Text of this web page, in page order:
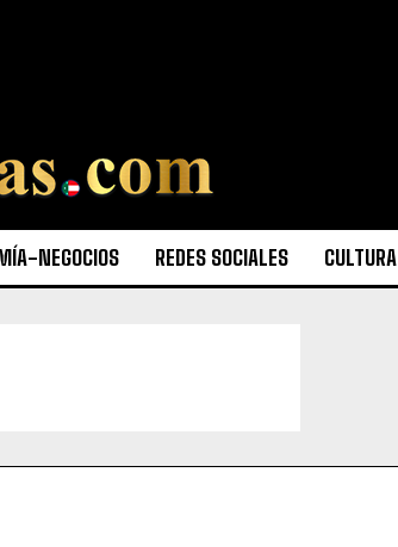
NEGOCIOS REDES SOCIALES CULTURA